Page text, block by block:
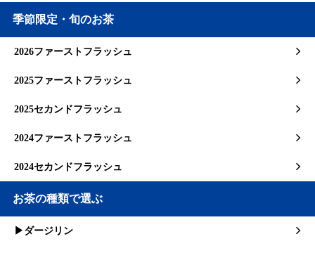
季節限定・旬のお茶
2026ファーストフラッシュ
2025ファーストフラッシュ
2025セカンドフラッシュ
2024ファーストフラッシュ
2024セカンドフラッシュ
お茶の種類で選ぶ
▶ダージリン